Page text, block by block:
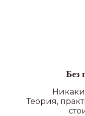
Без
Теория,